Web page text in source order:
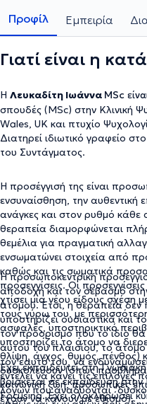
Προφίλ Εμπειρία
Γιατί είναι η
Η Λευκαδίτη Ιωάννα MSc εί
σπουδές (MSc) στην Κλινική
Wales, UK και πτυχίο
Διατηρεί ιδιωτικό γραφείο
του Συντάγματος.
Η προσέγγισή της είναι
ενσυναίσθηση, την αυθεντική
ανάγκες και στον ρυθμό κάθε
θεραπεία διαμορφώνεται
θεμέλια για πραγματική
ενσωματώνει στοιχεία από
καθώς και τις σωματικά
προσεγγίσεις. Οι
χτίσει μια νέου είδους σχέση
τους γύρω του, με
ασφαλές, υποστηρικτικό
υποστηρίζει το άτομο να
θλίψη, άγχος, θυμός, πένθος)
δυσκολεύουν (όπως
κοινωνική ζωή, προσωπικές
έχουν να κάνουν με εθισμό).
Η προσωποκεντρική
αποδοχή και τον σεβασμό
ατόμου. Έτσι, η θεραπεία δεν
υποστηρίζει ουσιαστικά και
τον προορισμό που το ίδιο θα
αυτού του πλαισίου, το άτομο
τον εαυτό του, να ενδυναμώσει
εντέλει να κάνει τις
λόγων που αναδύονται
Έχει εκπαιδευτεί στη
βρίσκεται σε εκπαίδευση
Focusing. Έχει ολοκληρώσει